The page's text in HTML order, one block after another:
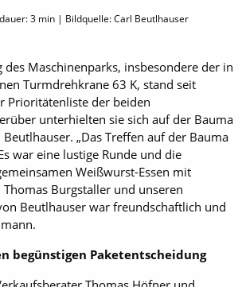
3 min | Bildquelle: Carl Beutlhauser
Maschinenparks, insbesondere der in
Turmdrehkrane 63 K, stand seit
Prioritätenliste der beiden
unterhielten sie sich auf der Bauma
„Das Treffen auf der Bauma
war eine lustige Runde und die
Weißwurst-Essen mit
Burgstaller und unseren
Beutlhauser war freundschaftlich und
begünstigen Paketentscheidung